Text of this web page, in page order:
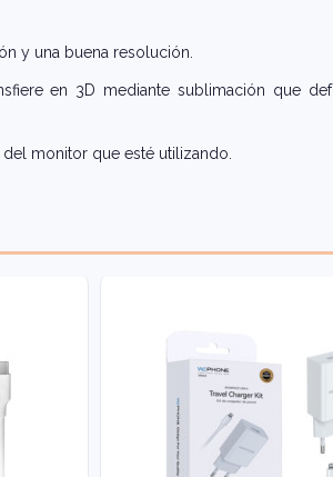
y una buena resolución.
en 3D mediante sublimación que
monitor que esté utilizando.